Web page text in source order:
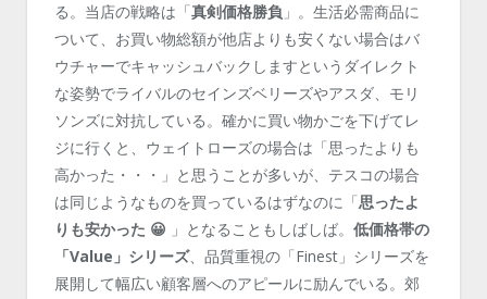
る。当店の戦略は「真剣価格勝負 」。生活必需商品に
ついて、お買い物総額が他店よりも安くない場合はバ
ウチャーでキャッシュバックしますというダイレクト
な姿勢でライバルのセインズベリーズやアスダ、モリ
ソンズに対抗している。確かに買い物かごを下げてレ
ジに行くと、ウェイトローズの場合は「思ったよりも
高かった・・・」と思うことが多いが、テスコの場合
は同じようなものを買っているはずなのに「思ったよ
りも安かった 😀 」となることもしばしば。 低価格帯の
「Value」シリーズ、品質重視の「Finest」シリーズを
展開して幅広い顧客層へのアピールに励んでいる。郊